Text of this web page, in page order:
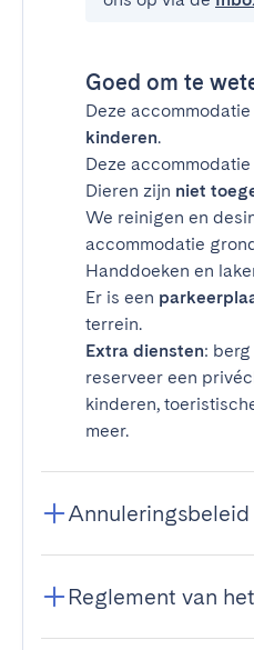
Goed om te
Deze
kinderen.
Deze
Dieren zijn niet
We reinigen en
accommodatie
Handdoeken en
Er is een
terrein.
Extra diensten:
reserveer een
kinderen,
meer.
Annuleringsbeleid
Reglement van